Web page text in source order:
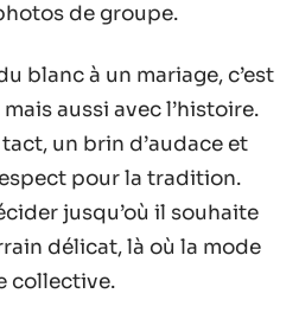
de groupe.
blanc à un mariage, c’est
aussi avec l’histoire.
un brin d’audace et
pour la tradition.
jusqu’où il souhaite
délicat, là où la mode
collective.